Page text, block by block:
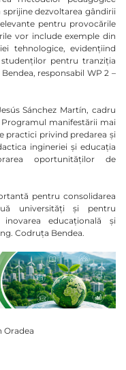
dezvoltarea gândirii
pentru provocările
vor include exemple din
tehnologice, evidențiind
pentru tranziția
responsabil WP 2 –
Sánchez Martín, cadru
manifestării mai
practici privind predarea și
ingineriei și educația
oportunităților de
pentru consolidarea
universități și pentru
educațională și
Codruța Bendea.
Oradea